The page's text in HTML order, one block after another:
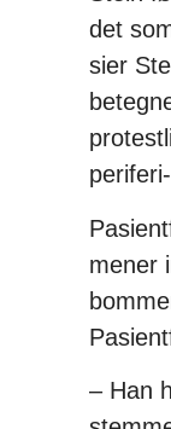
det
sier
mener
– Han